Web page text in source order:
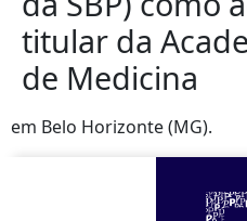
titular da
de Medicina
em Belo Horizonte (MG).